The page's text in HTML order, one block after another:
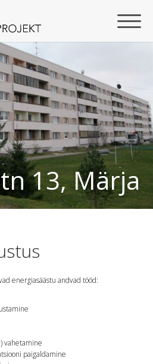
13, Märja
energiasäästu andvad tööd:
vahetamine
paigaldamine